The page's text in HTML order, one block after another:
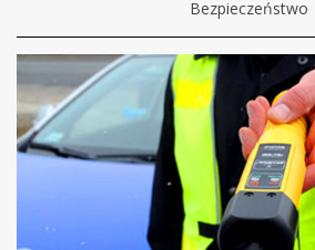
Bezpieczeństwo